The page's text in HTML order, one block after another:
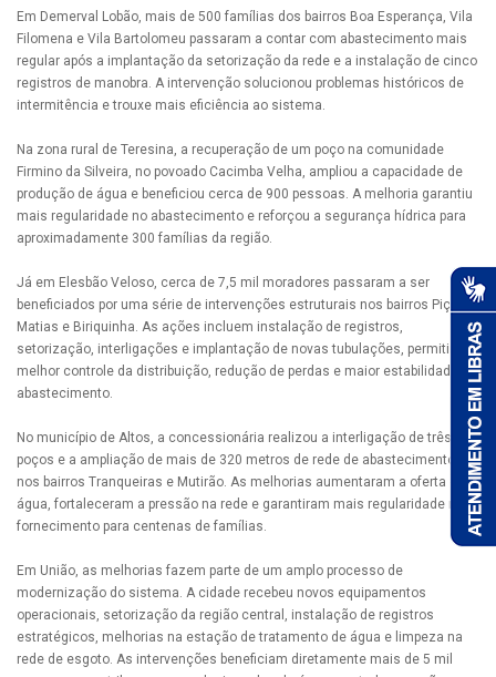
Em Demerval Lobão, mais de 500 famílias dos bairros Boa Esperança, Vila
Filomena e Vila Bartolomeu passaram a contar com abastecimento mais
regular após a implantação da setorização da rede e a instalação de cinco
registros de manobra. A intervenção solucionou problemas históricos de
intermitência e trouxe mais eficiência ao sistema.
Na zona rural de Teresina, a recuperação de um poço na comunidade
Firmino da Silveira, no povoado Cacimba Velha, ampliou a capacidade de
produção de água e beneficiou cerca de 900 pessoas. A melhoria garantiu
mais regularidade no abastecimento e reforçou a segurança hídrica para
aproximadamente 300 famílias da região.
Já em Elesbão Veloso, cerca de 7,5 mil moradores passaram a ser
beneficiados por uma série de intervenções estruturais nos bairros Piçarra,
Matias e Biriquinha. As ações incluem instalação de registros,
setorização, interligações e implantação de novas tubulações, permitindo
melhor controle da distribuição, redução de perdas e maior estabilidade no
abastecimento.
No município de Altos, a concessionária realizou a interligação de três
poços e a ampliação de mais de 320 metros de rede de abastecimento
nos bairros Tranqueiras e Mutirão. As melhorias aumentaram a oferta de
água, fortaleceram a pressão na rede e garantiram mais regularidade no
fornecimento para centenas de famílias.
Em União, as melhorias fazem parte de um amplo processo de
modernização do sistema. A cidade recebeu novos equipamentos
operacionais, setorização da região central, instalação de registros
estratégicos, melhorias na estação de tratamento de água e limpeza na
rede de esgoto. As intervenções beneficiam diretamente mais de 5 mil